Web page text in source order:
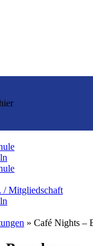
/ Mitgliedschaft
» Café Nights –